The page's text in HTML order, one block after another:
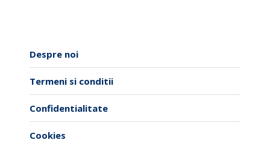
Despre noi
Termeni si conditii
Confidentialitate
Cookies